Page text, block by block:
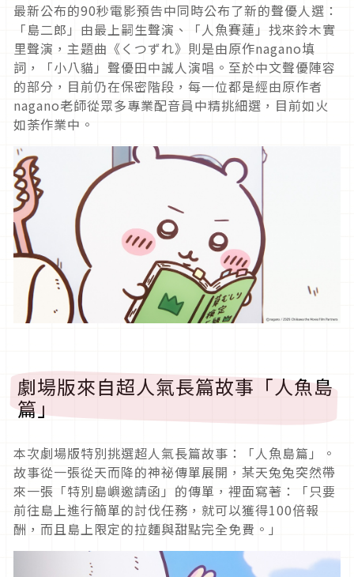
最新公布的90秒電影預告中同時公布了新的聲優人選：
「島二郎」由最上嗣生聲演、「人魚賽蓮」找來鈴木實
里聲演，主題曲《くつずれ》則是由原作nagano填
詞，「小八貓」聲優田中誠人演唱。至於中文聲優陣容
的部分，目前仍在保密階段，每一位都是經由原作者
nagano老師從眾多專業配音員中精挑細選，目前如火
如荼作業中。
劇場版來自超人氣長篇故事「人魚島
篇」
本次劇場版特別挑選超人氣長篇故事：「人魚島篇」。
故事從一張從天而降的神祕傳單展開，某天兔兔突然帶
來一張「特別島嶼邀請函」的傳單，裡面寫著：「只要
前往島上進行簡單的討伐任務，就可以獲得100倍報
酬，而且島上限定的拉麵與甜點完全免費。」